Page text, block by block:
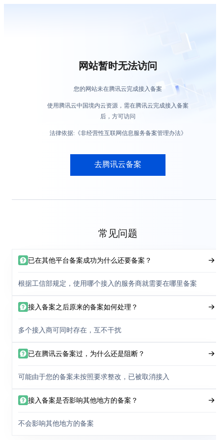
网站暂时无法访问
您的网站未在腾讯云完成接入备案
使用腾讯云中国境内云资源，需在腾讯云完成接入备案
后，方可访问
法律依据:《非经营性互联网信息服务备案管理办法》
去腾讯云备案
常见问题
已在其他平台备案成功为什么还要备案？
根据工信部规定，使用哪个接入的服务商就需要在哪里备案
接入备案之后原来的备案如何处理？
多个接入商可同时存在，互不干扰
已在腾讯云备案过，为什么还是阻断？
可能由于您的备案未按照要求整改，已被取消接入
接入备案是否影响其他地方的备案？
不会影响其他地方的备案